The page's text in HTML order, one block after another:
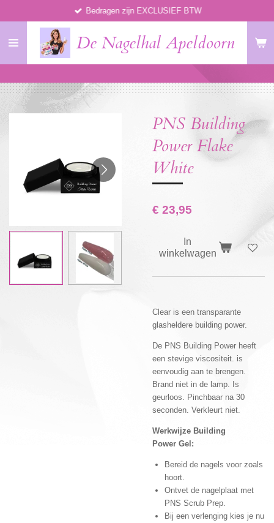
naar
hoofdinhoud
De Nagelhal Apeldoorn
Bedragen zijn EXCLUSIEF BTW
PNS Building
Power Flake
White
€ 23,95
In
winkelwagen
Clear is een transparante
glasheldere building power.
De PNS Building Power heeft
een stevige viscositeit. is
eenvoudig aan te brengen.
Brand niet in de lamp. Is
geurloos. Pinchbaar na 30
seconden. Verkleurt niet.
Werkwijze Building
Power Gel:
Bereid de nagels voor zoals
hoort.
Ontvet de nagelplaat met
PNS Scrub Prep.
Bij een verlenging kies je nu